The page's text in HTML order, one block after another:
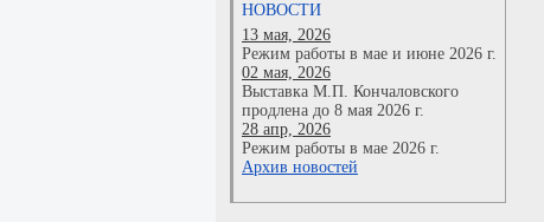
НОВОСТИ
13 мая, 2026
Режим работы в мае и июне 2026 г.
02 мая, 2026
Выставка М.П. Кончаловского
продлена до 8 мая 2026 г.
28 апр, 2026
Режим работы в мае 2026 г.
Архив новостей